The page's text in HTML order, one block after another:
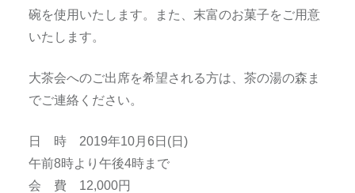
碗を使用いたします。また、末富のお菓子をご用意
いたします。
大茶会へのご出席を希望される方は、茶の湯の森ま
でご連絡ください。
日 時 2019年10月6日(日)
午前8時より午後4時まで
会 費 12,000円